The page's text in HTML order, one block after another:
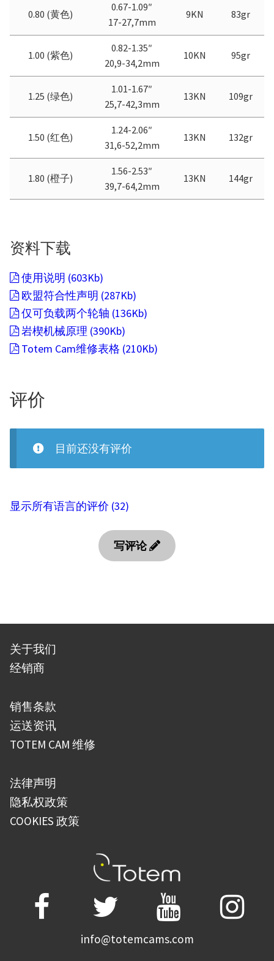
0.80 (黄色)
0.67-1.09″
17-27,7mm
9KN 83gr
1.00 (紫色)
0.82-1.35″
20,9-34,2mm
10KN 95gr
1.25 (绿色)
1.01-1.67″
25,7-42,3mm
13KN 109gr
1.50 (红色)
1.24-2.06″
31,6-52,2mm
13KN 132gr
1.80 (橙子)
1.56-2.53″
39,7-64,2mm
13KN 144gr
资料下载
使用说明 (603Kb)
欧盟符合性声明 (287Kb)
仅可负载两个轮轴 (136Kb)
岩楔机械原理 (390Kb)
Totem Cam维修表格 (210Kb)
评价
目前还没有评价
显示所有语言的评价 (32)
写评论
关于我们
经销商
销售条款
运送资讯
TOTEM CAM 维修
法律声明
隐私权政策
COOKIES 政策
info@totemcams.com